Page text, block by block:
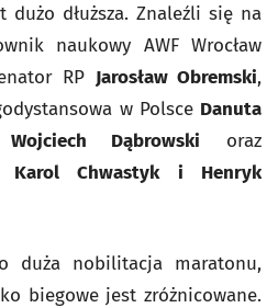
dużo dłuższa. Znaleźli się na
naukowy AWF Wrocław
RP Jarosław Obremski,
w Polsce Danuta
Wojciech Dąbrowski oraz
Karol Chwastyk i Henryk
duża nobilitacja maratonu,
biegowe jest zróżnicowane.